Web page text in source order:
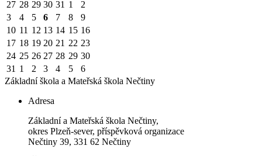
27 28 29 30 31 1
2
3
4 5 6 7 8
9
10 11 12 13 14 15 16
17 18 19 20 21 22 23
24 25 26 27 28 29 30
31 1 2 3 4 5
6
Základní škola a Mateřská škola Nečtiny
Adresa
Základní a Mateřská škola Nečtiny,
okres Plzeň-sever, příspěvková organizace
Nečtiny 39, 331 62 Nečtiny